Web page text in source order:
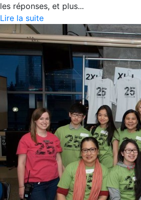
les réponses, et plus...
Lire la suite